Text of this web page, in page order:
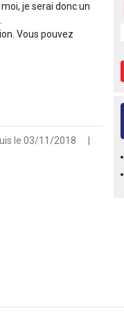
je serai donc un
Vous pouvez
le 03/11/2018